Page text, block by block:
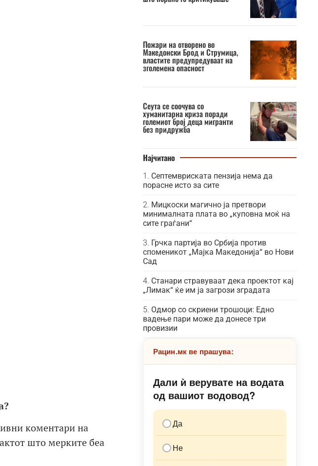
коментари на
што мерките беа
Пожари на отворено во
Македонски Брод и Струмица,
властите предупредуваат на
зголемена опасност
Сеута се соочува со
хуманитарна криза поради
големиот број деца мигранти
без придружба
Најчитано
Септемвриската пензија нема да
порасне исто за сите
Мицкоски магично ја претвори
минималната плата во „куповна моќ на
сите граѓани“
Грчка партија во Србија против
споменикот „Мајка Македонија“ во Нови
Сад
Станари стравуваат дека проектот кај
„Лимак“ ќе им ја загрози зградата
Одмор со скриени трошоци: Едно
вадење пари може да донесе три
провизии
Рацин.мк ве прашува:
Дали ѝ верувате на водата
од вашиот водовод?
Да
Не